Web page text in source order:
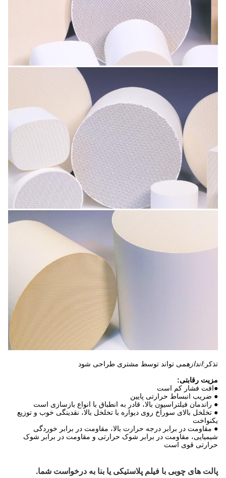
تذکر: اندازه می تواند توسط مشتری طراحی شود
مزیت رقابتی:
●افت فشار کم است
● ضریب انبساط حرارتی پایین
● راندمان فیلتراسیون بالا، قادر به انطباق با انواع بازسازی است
● تخلخل بالای سوراخ روی دیواره با تخلخل بالا، نقدینگی خوب و توزیع
یکنواخت
● مقاومت در برابر درجه حرارت بالا، مقاومت در برابر خوردگی
شیمیایی، مقاومت در برابر شوک حرارتی و مقاومت در برابر شوک
حرارتی قوی است
پالت های چوبی با فیلم پلاستیکی یا بنا به درخواست شما.